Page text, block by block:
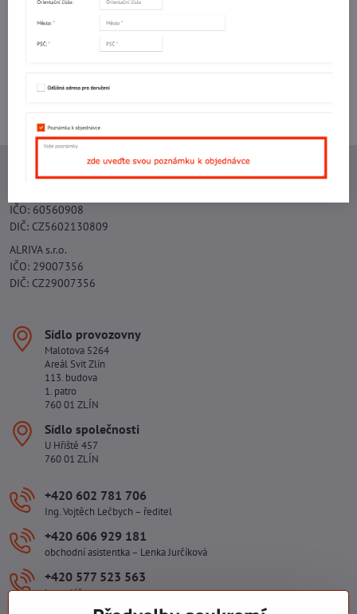
Potřebujete poradit s objednávkou?
+420 577 523 563
Ing. Vojtěch Lečbych - IVL
IČO: 60560908
DIČ: CZ5602130809
ALRIVA s.r.o.
IČO: 29007356
DIČ: CZ29007356
Sídlo provozovny
Malotova 5264
Areál Svit Zlín
113. budova
1. patro
760 01 ZLÍN
Sídlo společnosti
U Hřiště 457
760 01 ZLÍN
+420 602 781 706
Ing. Vojtěch Lečbych – ředitel
+420 606 929 181
obchodní asistentka – Lenka Jurčíková
+420 577 523 563
kancelář